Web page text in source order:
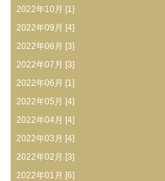
2022年10月 [1]
2022年09月 [4]
2022年08月 [3]
2022年07月 [3]
2022年06月 [1]
2022年05月 [4]
2022年04月 [4]
2022年03月 [4]
2022年02月 [3]
2022年01月 [6]